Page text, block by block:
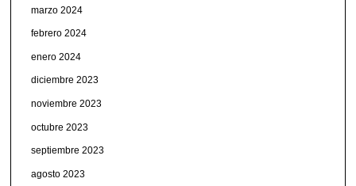
marzo 2024
febrero 2024
enero 2024
diciembre 2023
noviembre 2023
octubre 2023
septiembre 2023
agosto 2023